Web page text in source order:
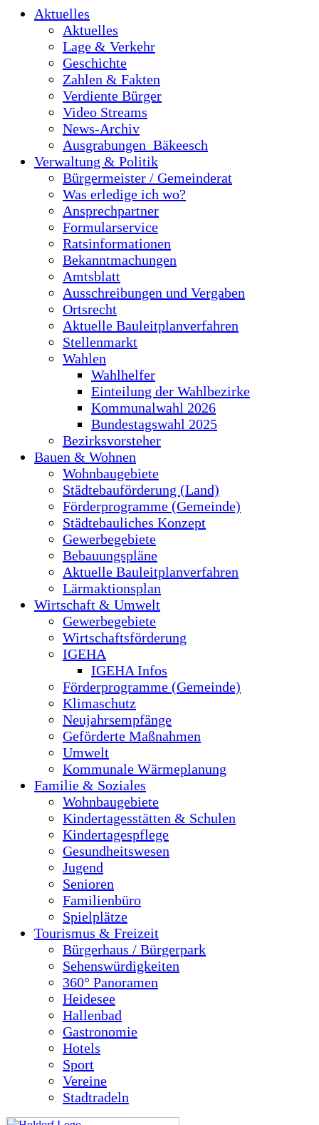
Aktuelles
Aktuelles
Lage & Verkehr
Geschichte
Zahlen & Fakten
Verdiente Bürger
Video Streams
News-Archiv
Ausgrabungen_Bäkeesch
Verwaltung & Politik
Bürgermeister / Gemeinderat
Was erledige ich wo?
Ansprechpartner
Formularservice
Ratsinformationen
Bekanntmachungen
Amtsblatt
Ausschreibungen und Vergaben
Ortsrecht
Aktuelle Bauleitplanverfahren
Stellenmarkt
Wahlen
Wahlhelfer
Einteilung der Wahlbezirke
Kommunalwahl 2026
Bundestagswahl 2025
Bezirksvorsteher
Bauen & Wohnen
Wohnbaugebiete
Städtebauförderung (Land)
Förderprogramme (Gemeinde)
Städtebauliches Konzept
Gewerbegebiete
Bebauungspläne
Aktuelle Bauleitplanverfahren
Lärmaktionsplan
Wirtschaft & Umwelt
Gewerbegebiete
Wirtschaftsförderung
IGEHA
IGEHA Infos
Förderprogramme (Gemeinde)
Klimaschutz
Neujahrsempfänge
Geförderte Maßnahmen
Umwelt
Kommunale Wärmeplanung
Familie & Soziales
Wohnbaugebiete
Kindertagesstätten & Schulen
Kindertagespflege
Gesundheitswesen
Jugend
Senioren
Familienbüro
Spielplätze
Tourismus & Freizeit
Bürgerhaus / Bürgerpark
Sehenswürdigkeiten
360° Panoramen
Heidesee
Hallenbad
Gastronomie
Hotels
Sport
Vereine
Stadtradeln